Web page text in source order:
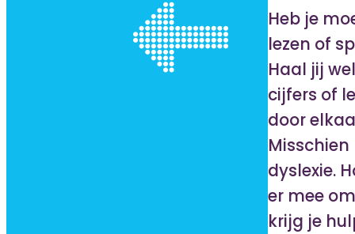
Heb je
lezen of
Haal jij
cijfers of
door
Misschien
dyslexie.
er mee
krijg je